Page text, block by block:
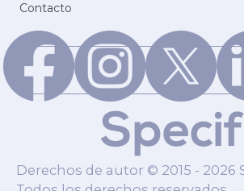
Contacto
Derechos de autor © 2015 - 2026